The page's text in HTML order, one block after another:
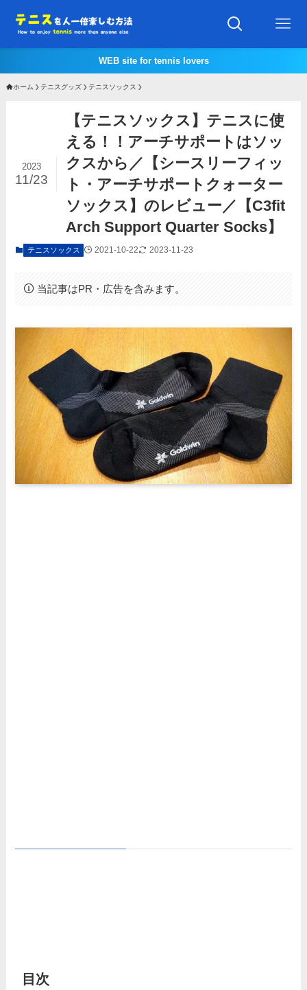
WEB site for tennis lovers
ホーム テニスグッズ テニスソックス
【テニスソックス】テニスに使
える！！アーチサポートはソッ
クスから／【シースリーフィッ
ト・アーチサポートクォーター
ソックス】のレビュー／【C3fit
Arch Support Quarter Socks】
2023
11/23
テニスソックス 2021-10-22 2023-11-23
当記事はPR・広告を含みます。
目次